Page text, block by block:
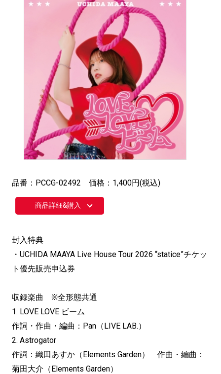
品番：PCCG-02492 価格：1,400円(税込)
商品詳細&購入
封入特典
・UCHIDA MAAYA Live House Tour 2026 “statice”チケッ
ト優先販売申込券
収録楽曲 ※全形態共通
1. LOVE LOVE ビーム
作詞・作曲・編曲：Pan（LIVE LAB.）
2. Astrogator
作詞：織田あすか（Elements Garden） 作曲・編曲：
菊田大介（Elements Garden）